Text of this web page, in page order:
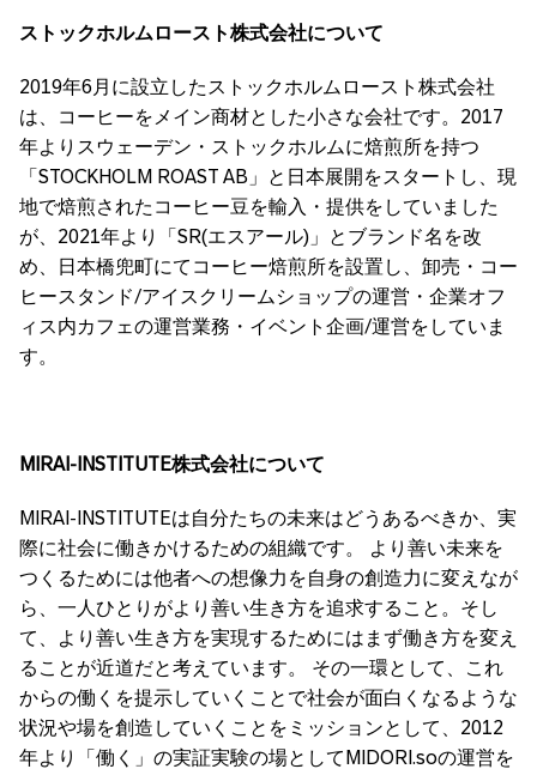
ストックホルムロースト株式会社について
2019年6月に設立したストックホルムロースト株式会社
は、コーヒーをメイン商材とした小さな会社です。2017
年よりスウェーデン・ストックホルムに焙煎所を持つ
「STOCKHOLM ROAST AB」と日本展開をスタートし、現
地で焙煎されたコーヒー豆を輸入・提供をしていました
が、2021年より「SR(エスアール)」とブランド名を改
め、日本橋兜町にてコーヒー焙煎所を設置し、卸売・コー
ヒースタンド/アイスクリームショップの運営・企業オフ
ィス内カフェの運営業務・イベント企画/運営をしていま
す。
MIRAI-INSTITUTE株式会社について
MIRAI-INSTITUTEは自分たちの未来はどうあるべきか、実
際に社会に働きかけるための組織です。 より善い未来を
つくるためには他者への想像力を自身の創造力に変えなが
ら、一人ひとりがより善い生き方を追求すること。そし
て、より善い生き方を実現するためにはまず働き方を変え
ることが近道だと考えています。 その一環として、これ
からの働くを提示していくことで社会が面白くなるような
状況や場を創造していくことをミッションとして、2012
年より「働く」の実証実験の場としてMIDORI.soの運営を